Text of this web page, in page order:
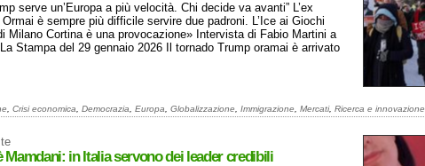
serve un’Europa a più velocità. Chi decide va avanti” L’ex
è sempre più difficile servire due padroni. L’Ice ai Giochi
Milano Cortina è una provocazione» Intervista di Fabio Martini a
Stampa del 29 gennaio 2026 Il tornado Trump oramai è arrivato
Crisi economica Democrazia Europa Globalizzazione Immigrazione Mercati, Ricerca e innovazione
Mamdani: in Italia servono dei leader credibili